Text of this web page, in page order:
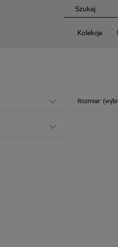
Kolekcje
Rozmiar: